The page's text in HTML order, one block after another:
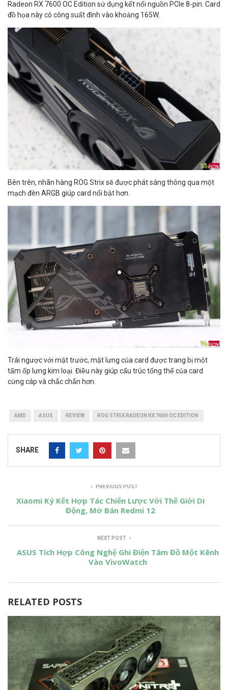
Radeon RX 7600 OC Edition sử dụng kết nối nguồn PCIe 8-pin. Card
đồ họa này có công suất đỉnh vào khoảng 165W.
Bên trên, nhãn hàng ROG Strix sẽ được phát sáng thông qua một
mạch đèn ARGB giúp card nổi bật hơn.
Trái ngược với mặt trước, mặt lưng của card được trang bị một
tấm ốp lưng kim loại. Điều này giúp cấu trúc tổng thể của card
cứng cáp và chắc chắn hơn.
AMD ASUS REVIEW ROG STRIX RADEON RX 7600 OC EDITION
SHARE
PREVIOUS POST
Xiaomi Ký Kết Hợp Tác Chiến Lược Với Thế Giới Di
Động, Mở Bán Redmi 12
NEXT POST
ASUS Tích Hợp Công Nghệ Ghi Điện Tâm Đồ Một Kênh
Vào VivoWatch
RELATED POSTS